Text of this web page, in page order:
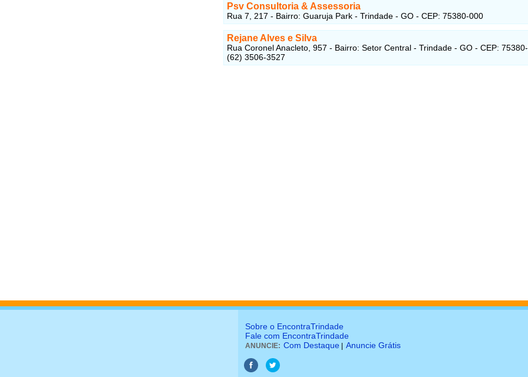
Psv Consultoria & Assessoria
Rua 7, 217 - Bairro: Guaruja Park - Trindade - GO - CEP: 75380-000
Rejane Alves e Silva
Rua Coronel Anacleto, 957 - Bairro: Setor Central - Trindade - GO - CEP:
(62) 3506-3527
Sobre o EncontraTrindade
Fale com EncontraTrindade
ANUNCIE: Com Destaque Anuncie Grátis